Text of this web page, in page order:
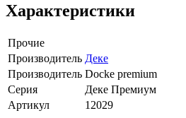
Характеристики
Прочие
Производитель Деке
Производитель Docke premium
Серия
Деке Премиум
Артикул
12029